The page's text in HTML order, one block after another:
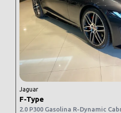
Jaguar
F-Type
2.0 P300 Gasolina R-Dynamic